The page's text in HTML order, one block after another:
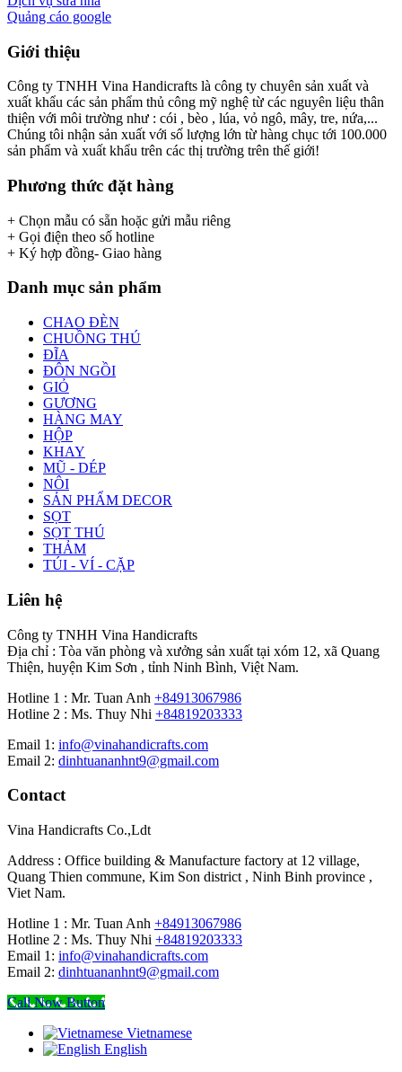
Quảng cáo google
Giới thiệu
Công ty TNHH Vina Handicrafts là công ty chuyên sản xuất và
xuất khẩu các sản phẩm thủ công mỹ nghệ từ các nguyên liệu thân
thiện với môi trường như : cói , bèo , lúa, vỏ ngô, mây, tre, nứa,...
Chúng tôi nhận sản xuất với số lượng lớn từ hàng chục tới 100.000
sản phẩm và xuất khẩu trên các thị trường trên thế giới!
Phương thức đặt hàng
+ Chọn mẫu có sẵn hoặc gửi mẫu riêng
+ Gọi điện theo số hotline
+ Ký hợp đồng- Giao hàng
Danh mục sản phẩm
CHAO ĐÈN
CHUỒNG THÚ
ĐĨA
ĐÔN NGỒI
GIỎ
GƯƠNG
HÀNG MAY
HỘP
KHAY
MŨ - DÉP
NÔI
SẢN PHẨM DECOR
SỌT
SỌT THÚ
THẢM
TÚI - VÍ - CẶP
Liên hệ
Công ty TNHH Vina Handicrafts
Địa chỉ : Tòa văn phòng và xưởng sản xuất tại xóm 12, xã Quang
Thiện, huyện Kim Sơn , tỉnh Ninh Bình, Việt Nam.
Hotline 1 : Mr. Tuan Anh +84913067986
Hotline 2 : Ms. Thuy Nhi +84819203333
Email 1: info@vinahandicrafts.com
Email 2: dinhtuananhnt9@gmail.com
Contact
Vina Handicrafts Co.,Ldt
Address : Office building & Manufacture factory at 12 village,
Quang Thien commune, Kim Son district , Ninh Binh province ,
Viet Nam.
Hotline 1 : Mr. Tuan Anh +84913067986
Hotline 2 : Ms. Thuy Nhi +84819203333
Email 1: info@vinahandicrafts.com
Email 2: dinhtuananhnt9@gmail.com
Call Now Button
Vietnamese
English